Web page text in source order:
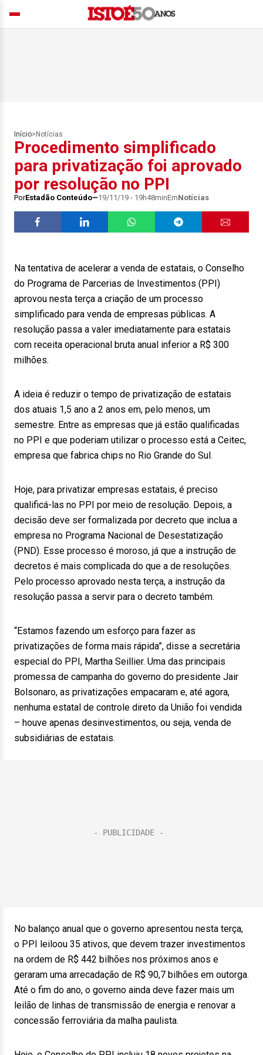
Início> Notícias
Procedimento simplificado
para privatização foi aprovado
por resolução no PPI
PorEstadão Conteúdo 19/11/19 - 19h48minEmNotícias
Na tentativa de acelerar a venda de estatais, o Conselho
do Programa de Parcerias de Investimentos (PPI)
aprovou nesta terça a criação de um processo
simplificado para venda de empresas públicas. A
resolução passa a valer imediatamente para estatais
com receita operacional bruta anual inferior a R$ 300
milhões.
A ideia é reduzir o tempo de privatização de estatais
dos atuais 1,5 ano a 2 anos em, pelo menos, um
semestre. Entre as empresas que já estão qualificadas
no PPI e que poderiam utilizar o processo está a Ceitec,
empresa que fabrica chips no Rio Grande do Sul.
Hoje, para privatizar empresas estatais, é preciso
qualificá-las no PPI por meio de resolução. Depois, a
decisão deve ser formalizada por decreto que inclua a
empresa no Programa Nacional de Desestatização
(PND). Esse processo é moroso, já que a instrução de
decretos é mais complicada do que a de resoluções.
Pelo processo aprovado nesta terça, a instrução da
resolução passa a servir para o decreto também.
“Estamos fazendo um esforço para fazer as
privatizações de forma mais rápida”, disse a secretária
especial do PPI, Martha Seillier. Uma das principais
promessa de campanha do governo do presidente Jair
Bolsonaro, as privatizações empacaram e, até agora,
nenhuma estatal de controle direto da União foi vendida
– houve apenas desinvestimentos, ou seja, venda de
subsidiárias de estatais.
No balanço anual que o governo apresentou nesta terça,
o PPI leiloou 35 ativos, que devem trazer investimentos
na ordem de R$ 442 bilhões nos próximos anos e
geraram uma arrecadação de R$ 90,7 bilhões em outorga.
Até o fim do ano, o governo ainda deve fazer mais um
leilão de linhas de transmissão de energia e renovar a
concessão ferroviária da malha paulista.